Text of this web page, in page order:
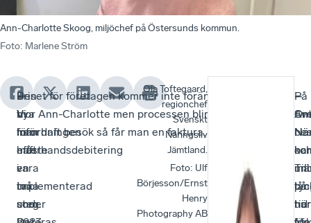
Ann-Charlotte Skoog, miljöchef på Östersunds kommun.
Foto: Marlene Ström
–
Vi
har
haft
en
taxa
som
Den
nya
förordningen
måste
vara
implementerad
under
–
Vi
inför
efterhandsdebitering
i
två
steg.
Priset för företagen kommer inte förändras nämnvärt
tror Ann-Charlotte men processen blir tydligare. Har
man haft besök så får man en faktura.
Ola Toftegaard,
regionchef
Svenskt
Näringsliv
Jämtland.
Foto: Ulf
Börjesson/Ernst
Henry
Photography AB
–
på
hur
–
har
tid
På